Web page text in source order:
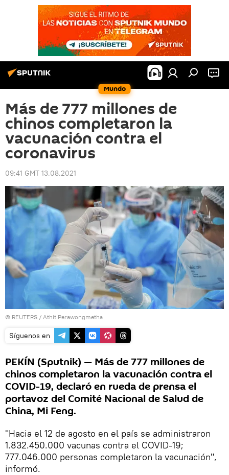
Mundo
Más de 777 millones de
chinos completaron la
vacunación contra el
coronavirus
09:41 GMT 13.08.2021
© REUTERS / Athit Perawongmetha
Síguenos en
PEKÍN (Sputnik) — Más de 777 millones de
chinos completaron la vacunación contra el
COVID-19, declaró en rueda de prensa el
portavoz del Comité Nacional de Salud de
China, Mi Feng.
"Hacia el 12 de agosto en el país se administraron
1.832.450.000 vacunas contra el COVID-19;
777.046.000 personas completaron la vacunación",
informó.